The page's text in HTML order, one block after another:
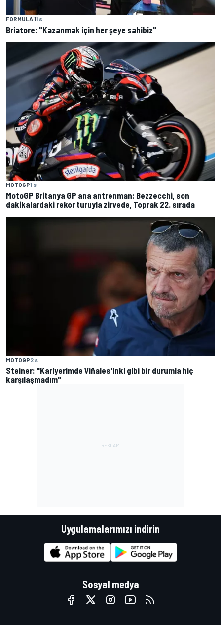
FORMULA 11 s
Briatore: "Kazanmak için her şeye sahibiz"
MOTOGP1 s
MotoGP Britanya GP ana antrenman: Bezzecchi, son
dakikalardaki rekor turuyla zirvede, Toprak 22. sırada
MOTOGP2 s
Steiner: "Kariyerimde Viñales'inki gibi bir durumla hiç
karşılaşmadım"
Uygulamalarımızı indirin
Sosyal medya